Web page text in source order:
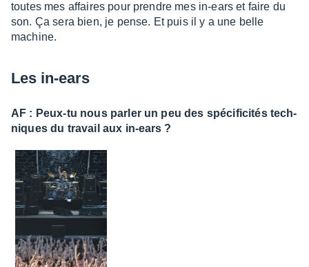
toutes mes affaires pour prendre mes in-ears et faire du
son. Ça sera bien, je pense. Et puis il y a une belle
machine.
Les in-ears
AF : Peux-tu nous parler un peu des spéci­fi­ci­tés tech­
niques du travail aux in-ears ?